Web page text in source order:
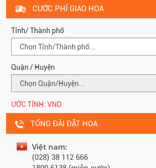
CƯỚC PHÍ GIAO HOA
Tỉnh/ Thành phố
Quận / Huyện
ƯỚC TÍNH: VND
TỔNG ĐÀI ĐẶT HOA
Việt nam:
(028) 38 112 666